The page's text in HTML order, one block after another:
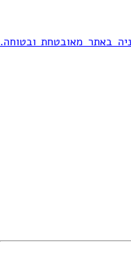
באתר מאובטחת ובטוחה.